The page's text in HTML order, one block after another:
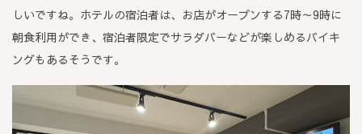
しいですね。ホテルの宿泊者は、お店がオープンする7時～9時に
朝食利用ができ、宿泊者限定でサラダバーなどが楽しめるバイキ
ングもあるそうです。